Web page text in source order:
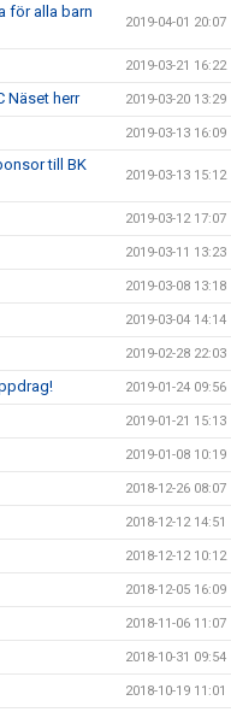
för alla barn
2019-04-01 20:07
2019-03-21 16:22
Näset herr 2019-03-20 13:29
2019-03-13 16:09
till BK
2019-03-13 15:12
2019-03-12 17:07
2019-03-11 13:23
2019-03-08 13:18
2019-03-04 14:14
2019-02-28 22:03
2019-01-24 09:56
2019-01-21 15:13
2019-01-08 10:19
2018-12-26 08:07
2018-12-12 14:51
2018-12-12 10:12
2018-12-05 16:09
2018-11-06 11:07
2018-10-31 09:54
2018-10-19 11:01